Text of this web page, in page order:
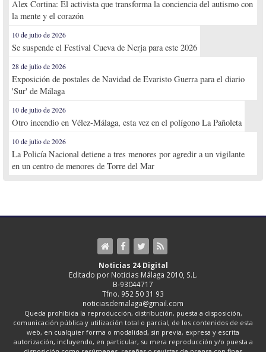
Alex Cortina: El activista que transforma la conciencia del autismo con
la mente y el corazón
10 de julio de 2026
Se suspende el Festival Cueva de Nerja para este 2026
28 de julio de 2026
Exposición de postales de Navidad de Evaristo Guerra para el diario
'Sur' de Málaga
10 de julio de 2026
Otro incendio en Vélez-Málaga, esta vez en el polígono La Pañoleta
10 de julio de 2026
La Policía Nacional detiene a tres menores por agredir a un vigilante
en un centro de menores de Torre del Mar
Noticias 24 Digital
Editado por Noticias Málaga 2010, S.L.
B-93044717
Tfno. 952 50 31 93
noticiasdemalaga@gmail.com
Queda prohibida la reproducción, distribución, puesta a disposición,
comunicación pública y utilización total o parcial, de los contenidos de esta
web, en cualquier forma o modalidad, sin previa, expresa y escrita
autorización, incluyendo, en particular, su mera reproducción y/o puesta a